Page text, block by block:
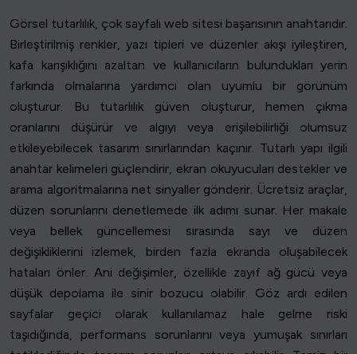
Görsel tutarlılık, çok sayfalı web sitesi başarısının anahtarıdır.
Birleştirilmiş renkler, yazı tipleri ve düzenler akışı iyileştiren,
kafa karışıklığını azaltan ve kullanıcıların bulundukları yerin
farkında olmalarına yardımcı olan uyumlu bir görünüm
oluşturur. Bu tutarlılık güven oluşturur, hemen çıkma
oranlarını düşürür ve algıyı veya erişilebilirliği olumsuz
etkileyebilecek tasarım sınırlarından kaçınır. Tutarlı yapı ilgili
anahtar kelimeleri güçlendirir, ekran okuyucuları destekler ve
arama algoritmalarına net sinyaller gönderir. Ücretsiz araçlar,
düzen sorunlarını denetlemede ilk adımı sunar. Her makale
veya bellek güncellemesi sırasında sayı ve düzen
değişikliklerini izlemek, birden fazla ekranda oluşabilecek
hataları önler. Ani değişimler, özellikle zayıf ağ gücü veya
düşük depolama ile sinir bozucu olabilir. Göz ardı edilen
sayfalar geçici olarak kullanılamaz hale gelme riski
taşıdığında, performans sorunlarını veya yumuşak sınırları